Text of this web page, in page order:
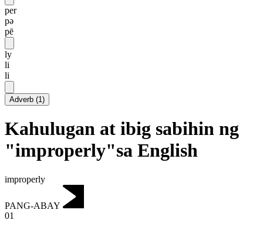
per
pə
pē
ly
li
li
Adverb (1)
Kahulugan at ibig sabihin ng
"improperly"sa English
improperly
PANG-ABAY
01